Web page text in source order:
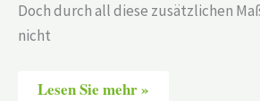
Doch durch all diese zusätzlichen
nicht
Lesen Sie mehr »